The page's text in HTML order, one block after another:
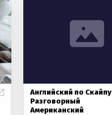
Английский по Скайпу
Разговорный
Американский